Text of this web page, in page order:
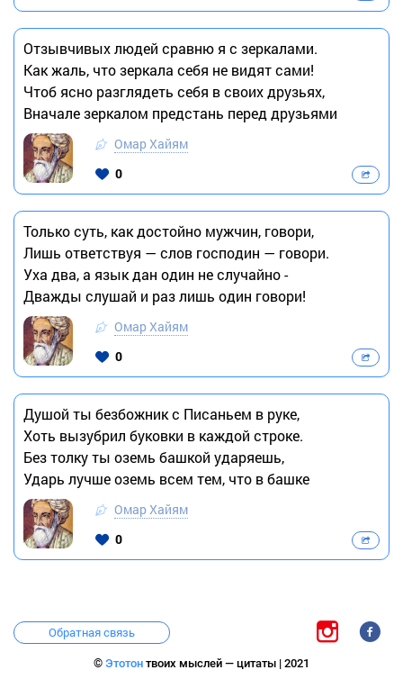
Отзывчивых людей сравню я с зеркалами.
Как жаль, что зеркала себя не видят сами!
Чтоб ясно разглядеть себя в своих друзьях,
Вначале зеркалом предстань перед друзьями
Омар Хайям
0
Только суть, как достойно мужчин, говори,
Лишь ответствуя — слов господин — говори.
Уха два, а язык дан один не случайно -
Дважды слушай и раз лишь один говори!
Омар Хайям
0
Душой ты безбожник с Писаньем в руке,
Хоть вызубрил буковки в каждой строке.
Без толку ты оземь башкой ударяешь,
Ударь лучше оземь всем тем, что в башке
Омар Хайям
0
Обратная связь
© Этотон твоих мыслей — цитаты | 2021